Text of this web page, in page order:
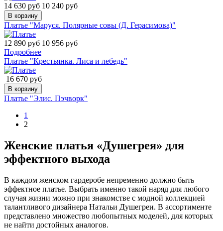
14 630 руб 10 240 руб
В корзину
Платье "Маруся. Полярные совы (Д. Герасимова)"
12 890 руб 10 956 руб
Подробнее
Платье "Крестьянка. Лиса и лебедь"
16 670 руб
В корзину
Платье "Элис. Пэчворк"
1
2
Женские платья «Душегрея» для
эффектного выхода
В каждом женском гардеробе непременно должно быть
эффектное платье. Выбрать именно такой наряд для любого
случая жизни можно при знакомстве с модной коллекцией
талантливого дизайнера Натальи Душегреи. В ассортименте
представлено множество любопытных моделей, для которых
не найти достойных аналогов.